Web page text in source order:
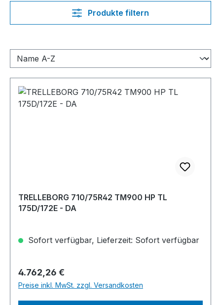
Produkte filtern
TRELLEBORG 710/75R42 TM900 HP TL
175D/172E - DA
Sofort verfügbar, Lieferzeit: Sofort verfügbar
Regulärer Preis:
4.762,26 €
Preise inkl. MwSt. zzgl. Versandkosten